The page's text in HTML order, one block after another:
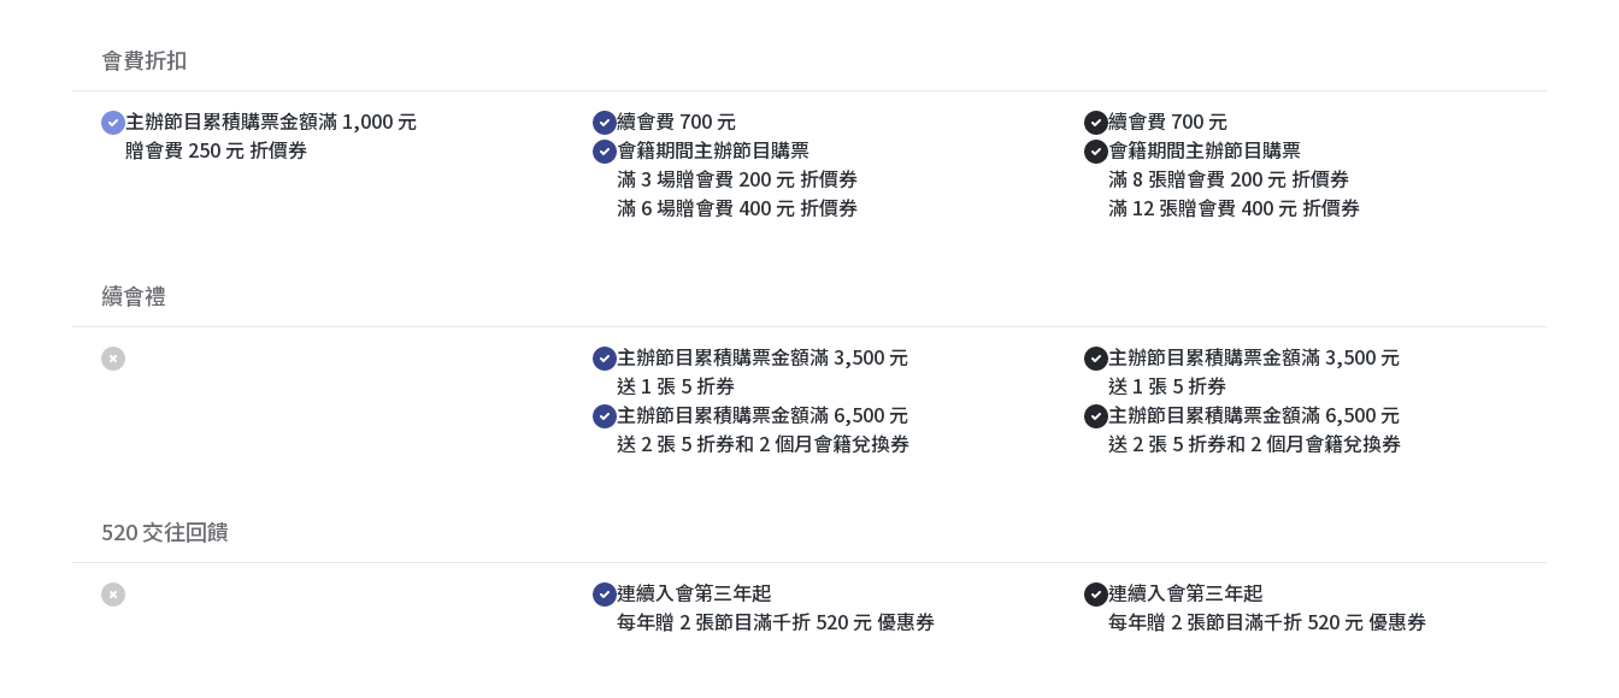
會費折扣
主辦節目累積購票金額滿 1,000 元
贈會費 250 元 折價券
續會禮
520 交往回饋
續會費 700 元
會籍期間主辦節目購票
滿 3 場贈會費 200 元 折價券
滿 6 場贈會費 400 元 折價券
主辦節目累積購票金額滿 3,500 元
送 1 張 5 折券
主辦節目累積購票金額滿 6,500 元
送 2 張 5 折券和 2 個月會籍兌換券
連續入會第三年起
每年贈 2 張節目滿千折 520 元 優惠券
續會費 700 元
會籍期間主辦節目購票
滿 8 張贈會費 200 元 折價券
滿 12 張贈會費 400 元 折價券
主辦節目累積購票金額滿 3,500 元
送 1 張 5 折券
主辦節目累積購票金額滿 6,500 元
送 2 張 5 折券和 2 個月會籍兌換券
連續入會第三年起
每年贈 2 張節目滿千折 520 元 優惠券